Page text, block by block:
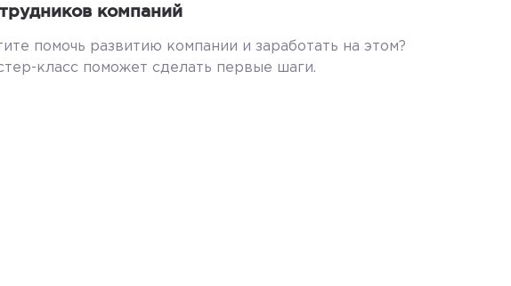
компаний
помочь развитию компании и заработать на этом?
класс поможет сделать первые шаги.